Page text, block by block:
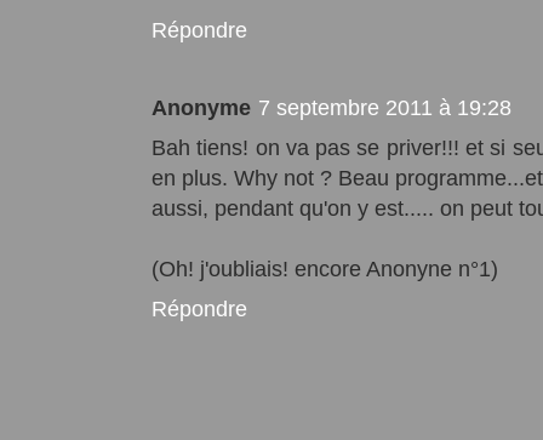
Répondre
Anonyme 7 septembre 2011 à 19:28
Bah tiens! on va pas se priver!!! et si
en plus. Why not ? Beau
aussi, pendant qu'on y est..... on peut
(Oh! j'oubliais! encore Anonyne n°1)
Répondre